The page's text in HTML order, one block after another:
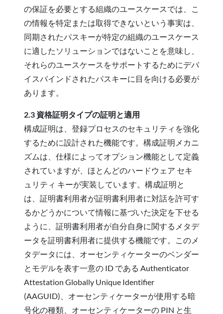
の保証を必要とする組織のユースケースでは、こ
の情報を特定または取得できないという事実は、
同期されたパスキーが特定の組織のユースケース
に適したソリューションではないことを意味し、
それらのユースケースをサポートするためにデバ
イスバインドされたパスキーに目を向ける必要が
あります。
2.3 資格証明タイプの証明と適用
構成証明は、登録プロセスのセキュリティを強化
するために設計された機能です。構成証明メカニ
ズムは、仕様によってオプション機能として定義
されていますが、ほとんどのハードウェア セキ
ュリティ キーが実装しています。構成証明と
は、証明書利用者が証明書利用者に対話を許可す
るかどうかについて情報に基づいた決定を下せる
ように、証明書利用者が自分自身に関するメタデ
ータを証明書利用者に提供する機能です。このメ
タデータには、オーセンティケーターのベンダー
とモデルを表す一意の ID である Authenticator
Attestation Globally Unique Identifier
(AAGUID)、オーセンティケーターが使用する暗
号化の種類、オーセンティケーターの PIN と生